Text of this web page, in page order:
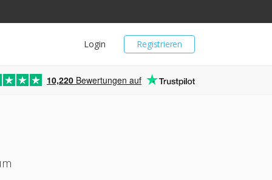
Registrieren
Login
10,220 Bewertungen auf